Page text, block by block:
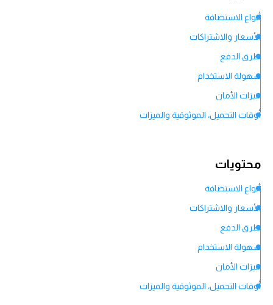
أنواع الاستضافة
الأسعار والاشتراكات
طرق الدفع
سهولة الاستخدام
ميزات الأمان
أوقات التحميل، الموثوقية والميزات
محتويات
أنواع الاستضافة
الأسعار والاشتراكات
طرق الدفع
سهولة الاستخدام
ميزات الأمان
أوقات التحميل، الموثوقية والميزات